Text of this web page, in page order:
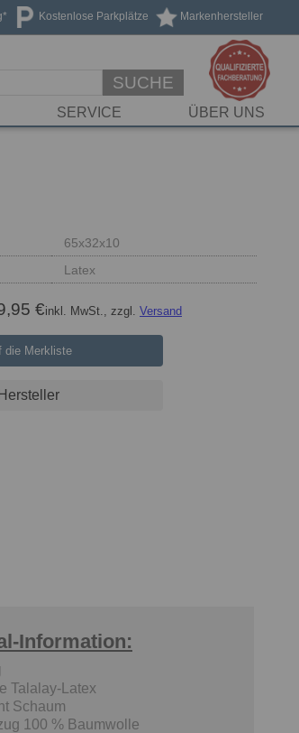
Markenhersteller
Kostenlose Parkplätze
SUCHE
SERVICE ÜBER UNS
65x32x10
Latex
€inkl. MwSt., zzgl. Versand
die Merkliste
Hersteller
Information:
Talalay-Latex
Schaum
100 % Baumwolle